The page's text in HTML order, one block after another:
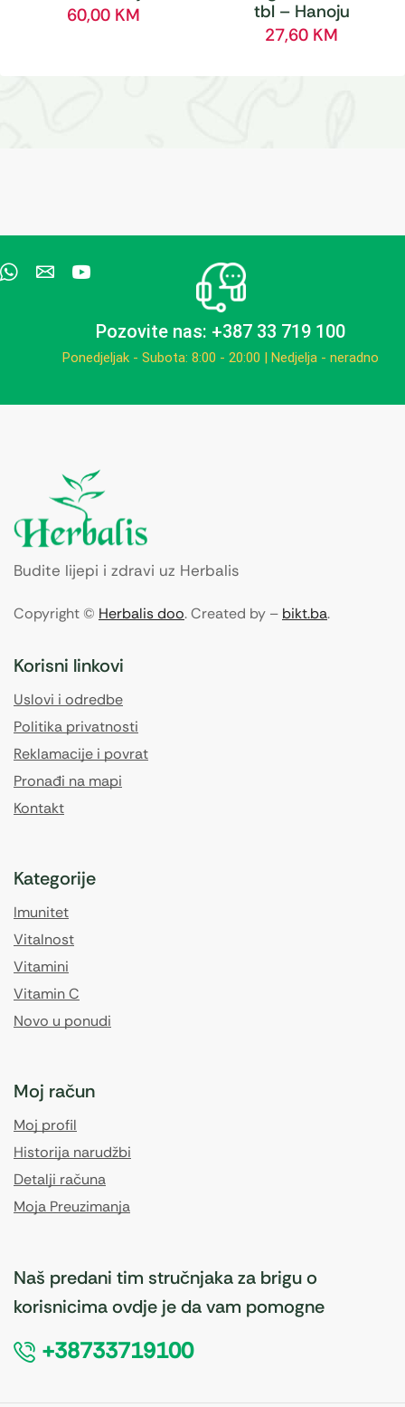
60,00 KM
tbl – Hanoju
27,60 KM
Pozovite nas: +387 33 719 100
Ponedjeljak - Subota: 8:00 - 20:00 | Nedjelja - neradno
Budite lijepi i zdravi uz Herbalis
Copyright © Herbalis doo. Created by – bikt.ba.
Korisni linkovi
Uslovi i odredbe
Politika privatnosti
Reklamacije i povrat
Pronađi na mapi
Kontakt
Kategorije
Imunitet
Vitalnost
Vitamini
Vitamin C
Novo u ponudi
Moj račun
Moj profil
Historija narudžbi
Detalji računa
Moja Preuzimanja
Naš predani tim stručnjaka za brigu o
korisnicima ovdje je da vam pomogne
+38733719100